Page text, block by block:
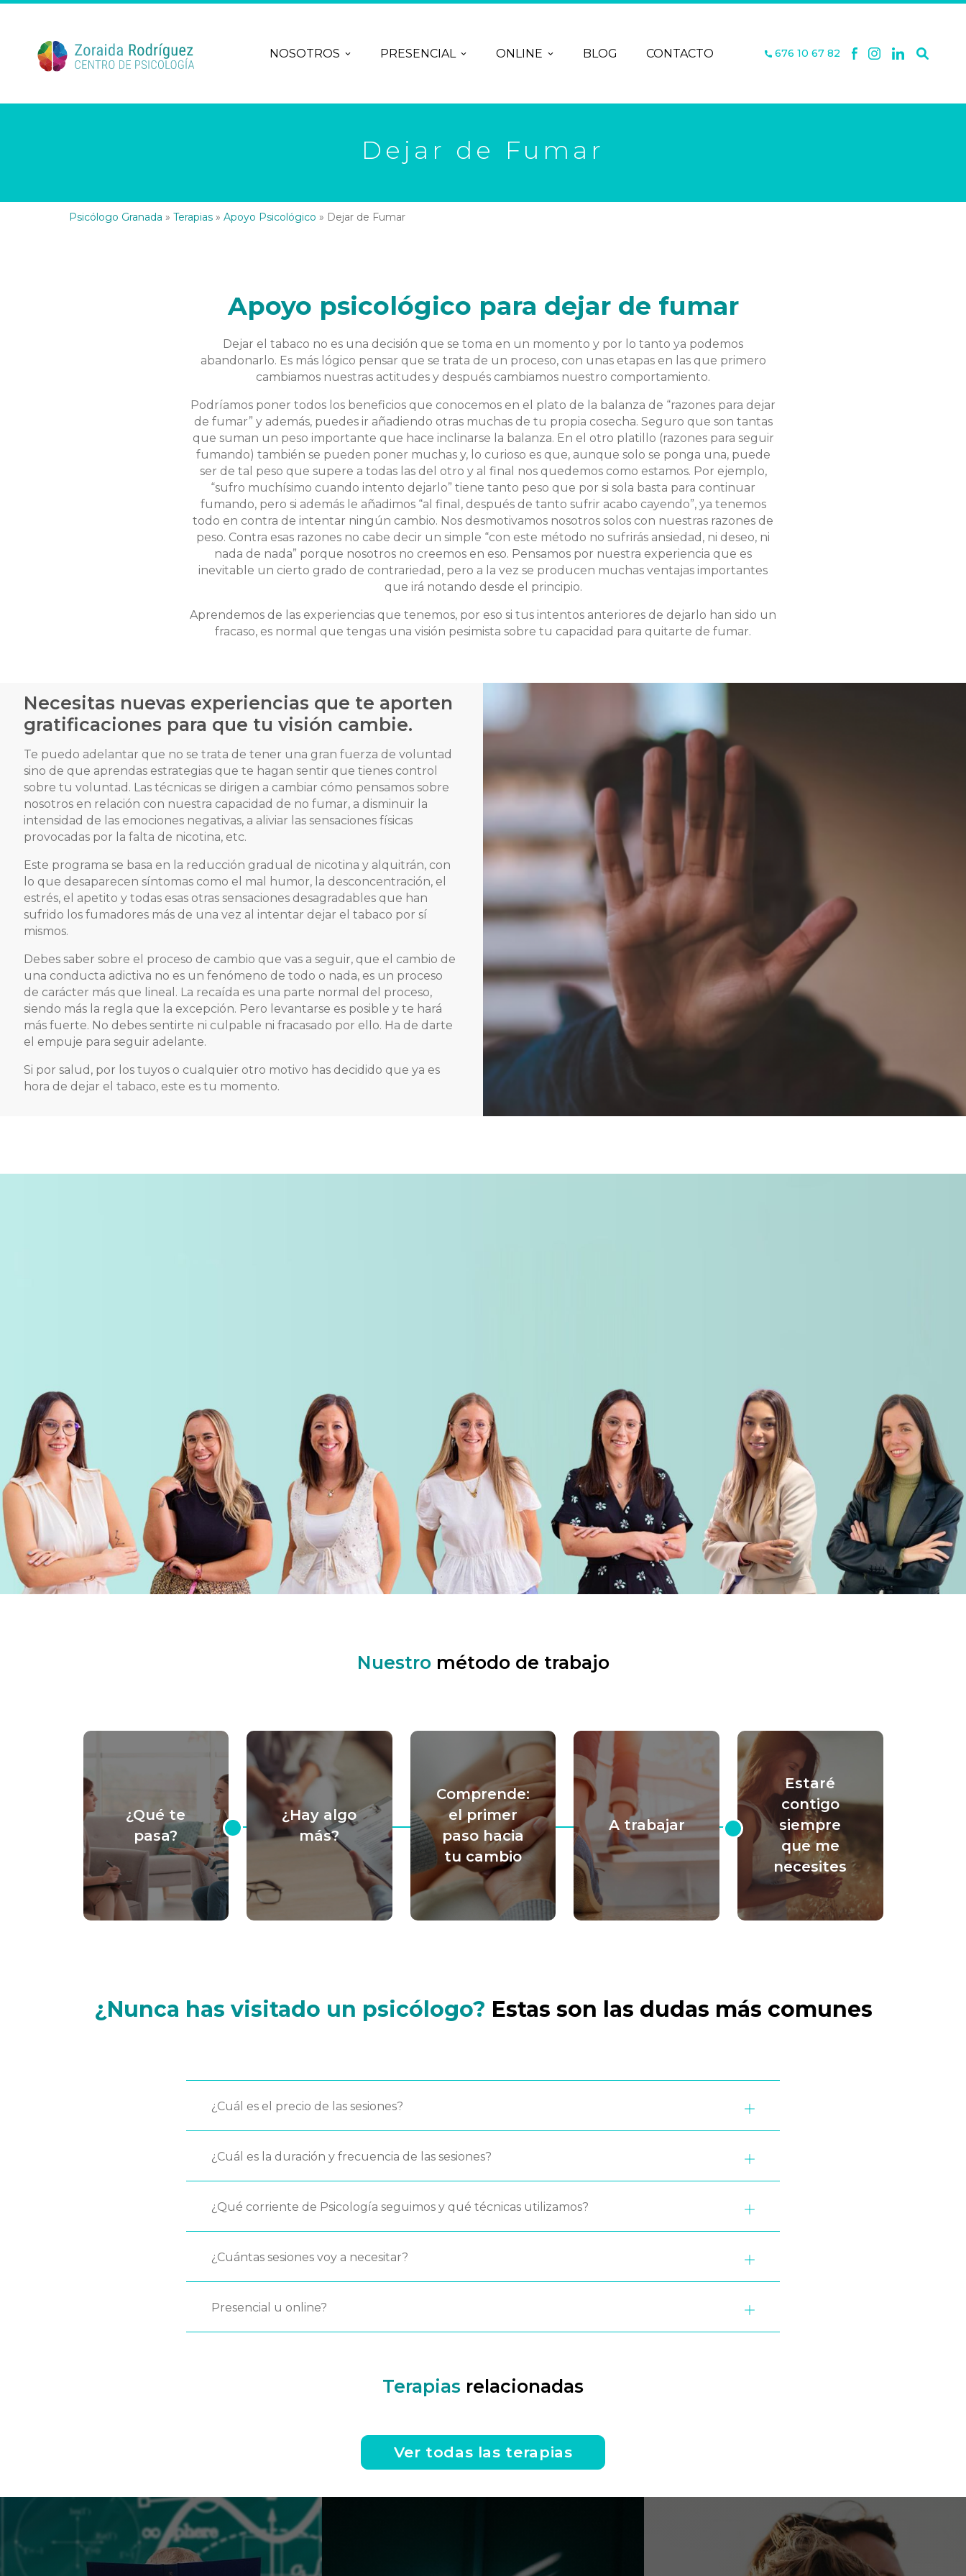
NOSOTROS PRESENCIAL ONLINE BLOG CONTACTO 676 10 67 82
Dejar de Fumar
Psicólogo Granada » Terapias» Apoyo Psicológico » Dejar de Fumar
Apoyo psicológico para dejar de fumar
Dejar el tabaco no es una decisión que se toma en un momento y por lo tanto ya podemos
abandonarlo. Es más lógico pensar que se trata de un proceso, con unas etapas en las que primero
cambiamos nuestras actitudes y después cambiamos nuestro comportamiento.
Podríamos poner todos los beneficios que conocemos en el plato de la balanza de “razones para dejar
de fumar” y además, puedes ir añadiendo otras muchas de tu propia cosecha. Seguro que son tantas
que suman un peso importante que hace inclinarse la balanza. En el otro platillo (razones para seguir
fumando) también se pueden poner muchas y, lo curioso es que, aunque solo se ponga una, puede
ser de tal peso que supere a todas las del otro y al final nos quedemos como estamos. Por ejemplo,
“sufro muchísimo cuando intento dejarlo” tiene tanto peso que por si sola basta para continuar
fumando, pero si además le añadimos “al final, después de tanto sufrir acabo cayendo”, ya tenemos
todo en contra de intentar ningún cambio. Nos desmotivamos nosotros solos con nuestras razones de
peso. Contra esas razones no cabe decir un simple “con este método no sufrirás ansiedad, ni deseo, ni
nada de nada” porque nosotros no creemos en eso. Pensamos por nuestra experiencia que es
inevitable un cierto grado de contrariedad, pero a la vez se producen muchas ventajas importantes
que irá notando desde el principio.
Aprendemos de las experiencias que tenemos, por eso si tus intentos anteriores de dejarlo han sido un
fracaso, es normal que tengas una visión pesimista sobre tu capacidad para quitarte de fumar.
Necesitas nuevas experiencias que te aporten
gratificaciones para que tu visión cambie.
Te puedo adelantar que no se trata de tener una gran fuerza de voluntad
sino de que aprendas estrategias que te hagan sentir que tienes control
sobre tu voluntad. Las técnicas se dirigen a cambiar cómo pensamos sobre
nosotros en relación con nuestra capacidad de no fumar, a disminuir la
intensidad de las emociones negativas, a aliviar las sensaciones físicas
provocadas por la falta de nicotina, etc.
Este programa se basa en la reducción gradual de nicotina y alquitrán, con
lo que desaparecen síntomas como el mal humor, la desconcentración, el
estrés, el apetito y todas esas otras sensaciones desagradables que han
sufrido los fumadores más de una vez al intentar dejar el tabaco por sí
mismos.
Debes saber sobre el proceso de cambio que vas a seguir, que el cambio de
una conducta adictiva no es un fenómeno de todo o nada, es un proceso
de carácter más que lineal. La recaída es una parte normal del proceso,
siendo más la regla que la excepción. Pero levantarse es posible y te hará
más fuerte. No debes sentirte ni culpable ni fracasado por ello. Ha de darte
el empuje para seguir adelante.
Si por salud, por los tuyos o cualquier otro motivo has decidido que ya es
hora de dejar el tabaco, este es tu momento.
Nuestrométodo de trabajo
¿Qué te
pasa?
¿Hay algo
más?
Comprende:
el primer
paso hacia
tu cambio
A trabajar
Estaré
contigo
siempre
que me
necesites
¿Nunca has visitado un psicólogo? Estas son las dudas más comunes
¿Cuál es el precio de las sesiones?
¿Cuál es la duración y frecuencia de las sesiones?
¿Qué corriente de Psicología seguimos y qué técnicas utilizamos?
¿Cuántas sesiones voy a necesitar?
Presencial u online?
Terapias relacionadas
Ver todas las terapias